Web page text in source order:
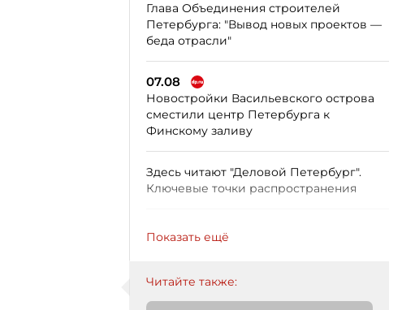
Глава Объединения строителей
Петербурга: "Вывод новых проектов —
беда отрасли"
07.08
Новостройки Васильевского острова
сместили центр Петербурга к
Финскому заливу
Здесь читают "Деловой Петербург".
Ключевые точки распространения
Показать ещё
Читайте также: